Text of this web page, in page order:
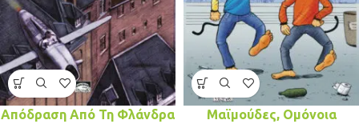
Απόδραση Από Τη Φλάνδρα Μαϊμούδες, Ομόνοια